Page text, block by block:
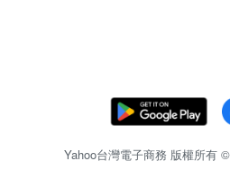
Yahoo台灣電子商務 版權所有